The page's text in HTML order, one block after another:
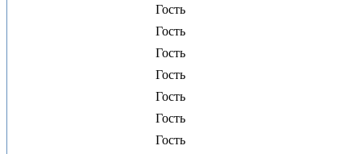
Гость
Гость
Гость
Гость
Гость
Гость
Гость